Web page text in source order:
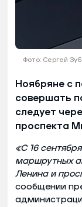
Фото: Сергей
Ноябряне с
совершать
следует
проспекта
«С 16
маршрутных
Ленина и
сообщении